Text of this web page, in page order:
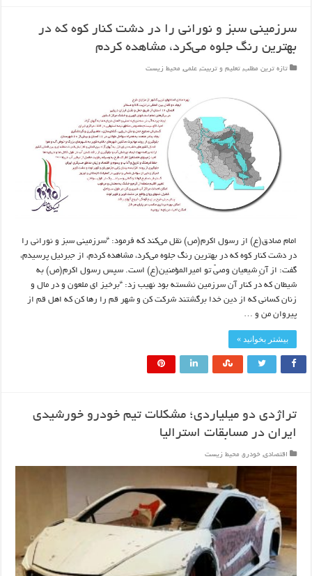
سرزميني سبز و نوراني را در دشت کنار کوه که در
بهترين رنگ جلوه مي‌کرد، مشاهده کردم
تازه ترین مطلب, تعلیم و تربیت, علمی, محیط زیست
امام صادق(ع) از رسول اکرم(ص) نقل مي‌کند که فرمود: “سرزميني سبز و نوراني را
در دشت کنار کوه که در بهترين رنگ جلوه مي‌کرد، مشاهده کردم، از جبرئيل پرسيدم،
گفت: از آنِ شيعيان وصيّ تو اميرالمؤمنين(ع) است. سپس رسول اکرم(ص) به
شيطان که در کنار آن سرزمين نشسته بود نهيب زد: “برخيز اي ملعون و در مال و
زنان کساني که از دين خدا برگشتند شرکت کن و شهر قم را رها کن که اهل قم از
پيروان من و …
بیشتر بخوانید »
تراژدی دو میلیاردی؛ مشکلات تیم خودرو خورشیدی
ایران در مسابقات استرالیا
اقتصادی, خودرو, محیط زیست